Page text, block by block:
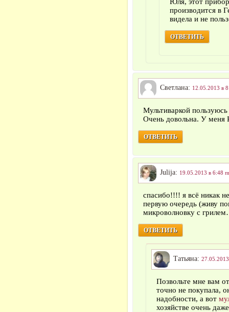
производится в
видела и не
ОТВЕТИТЬ
Светлана: 12.05.2013 в
Мультиваркой
Очень довольна. У
ОТВЕТИТЬ
Julija: 19.05.2013 в 6:48
спасибо!!!! я всё никак
первую очередь (живу
микроволновку с
ОТВЕТИТЬ
Татьяна:
Позвольте мне вам
точно не покупала,
надобности, а вот
хозяйстве очень